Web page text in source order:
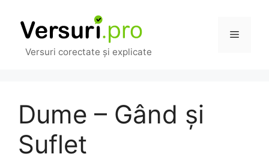
conținut
Versuri corectate și explicate
Meniu
Dume – Gând și
Suflet